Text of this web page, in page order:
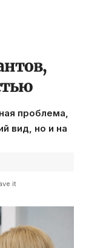
проблема,
вид, но и на